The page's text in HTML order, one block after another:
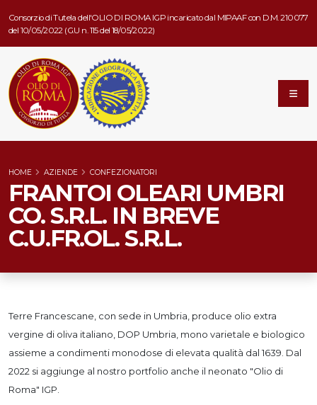
Consorzio di Tutela dell'OLIO DI ROMA IGP incaricato dal MIPAAF con D.M. 210077
del 10/05/2022 (G.U n. 115 del 18/05/2022)
FRANTOI OLEARI UMBRI
CO. S.R.L. IN BREVE
C.U.FR.OL. S.R.L.
HOME AZIENDE CONFEZIONATORI
Terre Francescane, con sede in Umbria, produce olio extra
vergine di oliva italiano, DOP Umbria, mono varietale e biologico
assieme a condimenti monodose di elevata qualità dal 1639. Dal
2022 si aggiunge al nostro portfolio anche il neonato "Olio di
Roma" IGP.